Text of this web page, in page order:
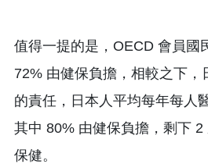
值得一提的是，OECD 會員國
72% 由健保負擔，相較之下，
的責任，日本人平均每年每人
其中 80% 由健保負擔，剩下
保健。